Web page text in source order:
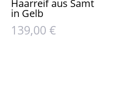
Haarreif aus Samt
in Gelb
139,00€